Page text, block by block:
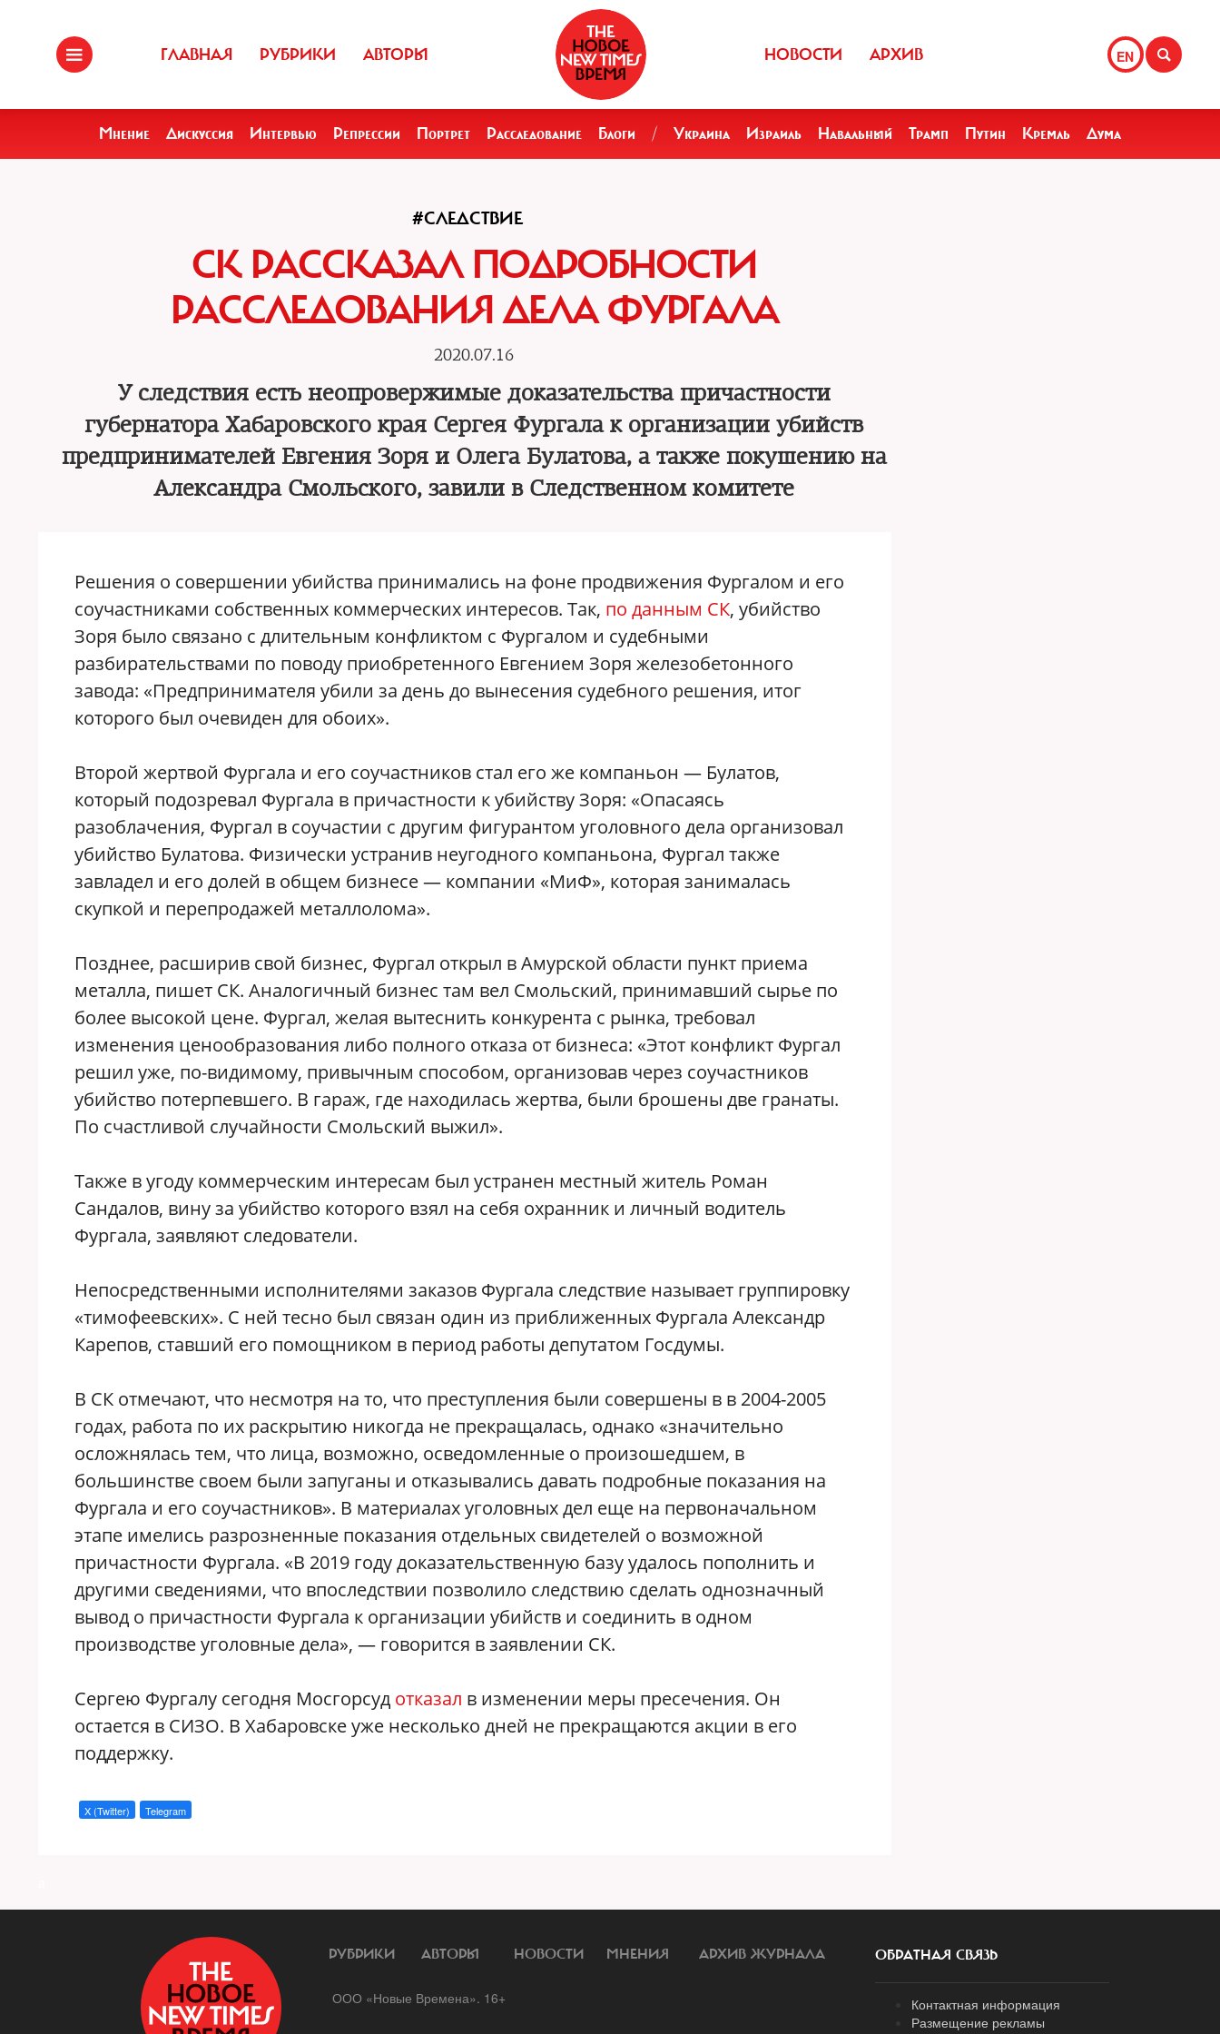
ГЛАВНАЯ РУБРИКИ АВТОРЫ EN
НОВОСТИ АРХИВ
Мнение Дискуссия Интервью Репрессии Портрет Расследование Блоги / Украина Израиль Навальный Трамп Путин Кремль Дума
#СЛЕДСТВИЕ
СК РАССКАЗАЛ ПОДРОБНОСТИ
РАССЛЕДОВАНИЯ ДЕЛА ФУРГАЛА
2020.07.16
У следствия есть неопровержимые доказательства причастности
губернатора Хабаровского края Сергея Фургала к организации убийств
предпринимателей Евгения Зоря и Олега Булатова, а также покушению на
Александра Смольского, завили в Следственном комитете
Решения о совершении убийства принимались на фоне продвижения Фургалом и его
соучастниками собственных коммерческих интересов. Так, по данным СК, убийство
Зоря было связано с длительным конфликтом с Фургалом и судебными
разбирательствами по поводу приобретенного Евгением Зоря железобетонного
завода: «Предпринимателя убили за день до вынесения судебного решения, итог
которого был очевиден для обоих».
Второй жертвой Фургала и его соучастников стал его же компаньон — Булатов,
который подозревал Фургала в причастности к убийству Зоря: «Опасаясь
разоблачения, Фургал в соучастии с другим фигурантом уголовного дела организовал
убийство Булатова. Физически устранив неугодного компаньона, Фургал также
завладел и его долей в общем бизнесе — компании «МиФ», которая занималась
скупкой и перепродажей металлолома».
Позднее, расширив свой бизнес, Фургал открыл в Амурской области пункт приема
металла, пишет СК. Аналогичный бизнес там вел Смольский, принимавший сырье по
более высокой цене. Фургал, желая вытеснить конкурента с рынка, требовал
изменения ценообразования либо полного отказа от бизнеса: «Этот конфликт Фургал
решил уже, по-видимому, привычным способом, организовав через соучастников
убийство потерпевшего. В гараж, где находилась жертва, были брошены две гранаты.
По счастливой случайности Смольский выжил».
Также в угоду коммерческим интересам был устранен местный житель Роман
Сандалов, вину за убийство которого взял на себя охранник и личный водитель
Фургала, заявляют следователи.
Непосредственными исполнителями заказов Фургала следствие называет группировку
«тимофеевских». С ней тесно был связан один из приближенных Фургала Александр
Карепов, ставший его помощником в период работы депутатом Госдумы.
В СК отмечают, что несмотря на то, что преступления были совершены в в 2004-2005
годах, работа по их раскрытию никогда не прекращалась, однако «значительно
осложнялась тем, что лица, возможно, осведомленные о произошедшем, в
большинстве своем были запуганы и отказывались давать подробные показания на
Фургала и его соучастников». В материалах уголовных дел еще на первоначальном
этапе имелись разрозненные показания отдельных свидетелей о возможной
причастности Фургала. «В 2019 году доказательственную базу удалось пополнить и
другими сведениями, что впоследствии позволило следствию сделать однозначный
вывод о причастности Фургала к организации убийств и соединить в одном
производстве уголовные дела», — говорится в заявлении СК.
Сергею Фургалу сегодня Мосгорсуд отказал в изменении меры пресечения. Он
остается в СИЗО. В Хабаровске уже несколько дней не прекращаются акции в его
поддержку.
X (Twitter) Telegram
РУБРИКИ АВТОРЫ НОВОСТИ МНЕНИЯ АРХИВ ЖУРНАЛА
ООО «Новые Времена». 16+
ОБРАТНАЯ СВЯЗЬ
Контактная информация
Размещение рекламы